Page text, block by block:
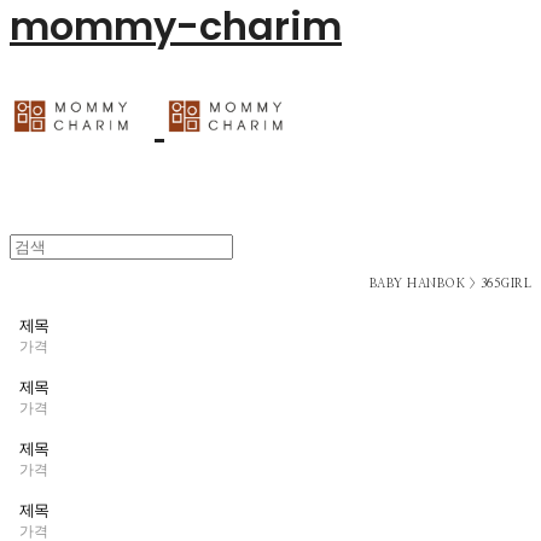
mommy-charim
BABY HANBOK > 365GIRL
제목
가격
제목
가격
제목
가격
제목
가격